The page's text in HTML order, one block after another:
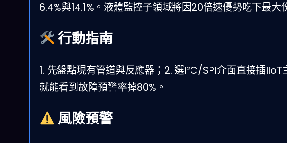
6.4%與14.1%。液體監控子領域將因20倍速優勢吃下最大
行動指南
1. 先盤點現有管道與反應器；2. 選I²C/SPI介面直接插
就能看到故障預警率掉80%。
風險預警